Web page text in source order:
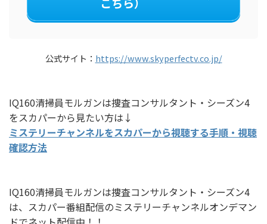
公式サイト： https://www.skyperfectv.co.jp/
IQ160清掃員モルガンは捜査コンサルタント・シーズン4
をスカパーから見たい方は↓
ミステリーチャンネルをスカパーから視聴する手順・視聴
確認方法
IQ160清掃員モルガンは捜査コンサルタント・シーズン4
は、スカパー番組配信のミステリーチャンネルオンデマン